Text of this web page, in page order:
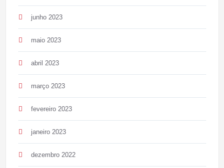
junho 2023
maio 2023
abril 2023
março 2023
fevereiro 2023
janeiro 2023
dezembro 2022